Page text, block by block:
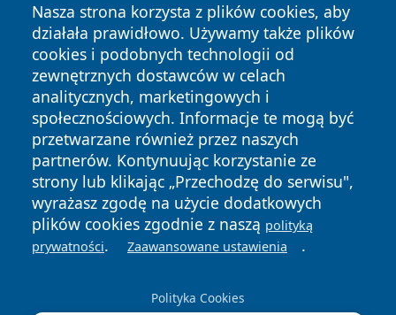
Nasza strona korzysta z plików cookies, aby
działała prawidłowo. Używamy także plików
cookies i podobnych technologii od
zewnętrznych dostawców w celach
analitycznych, marketingowych i
społecznościowych. Informacje te mogą być
przetwarzane również przez naszych
partnerów. Kontynuując korzystanie ze
strony lub klikając „Przechodzę do serwisu",
wyrażasz zgodę na użycie dodatkowych
plików cookies zgodnie z naszą polityką
prywatności. Zaawansowane ustawienia .
Polityka Cookies
Copyright © 2026 portalzielonagora.pl Wszystkie prawa
zastrzeżone.
News Autorzy
Polityka
Prywatności
Polityka
Cookies